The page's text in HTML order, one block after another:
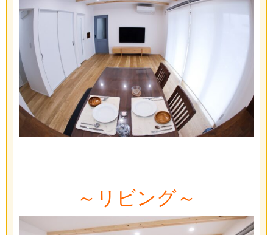
～リビング～